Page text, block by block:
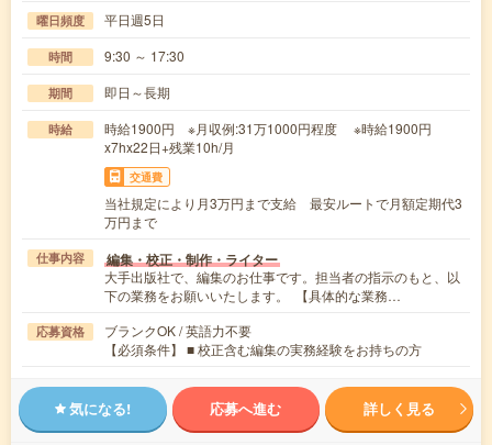
曜日頻度 平日週5日
時間 9:30 ～ 17:30
期間 即日～長期
時給
時給1900円 ※月収例:31万1000円程度 ※時給1900円
x7hx22日+残業10h/月
交通費
当社規定により月3万円まで支給 最安ルートで月額定期代3
万円まで
仕事内容 編集・校正・制作・ライター
大手出版社で、編集のお仕事です。担当者の指示のもと、以
下の業務をお願いいたします。 【具体的な業務…
応募資格
ブランクOK / 英語力不要
【必須条件】 ■ 校正含む編集の実務経験をお持ちの方
気になる! 応募へ進む 詳しく見る